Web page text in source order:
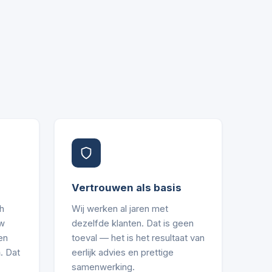
Dat
Vertrouwen als basis
Wij werken al jaren met
dezelfde klanten. Dat is geen
toeval — het is het resultaat van
eerlijk advies en prettige
samenwerking.